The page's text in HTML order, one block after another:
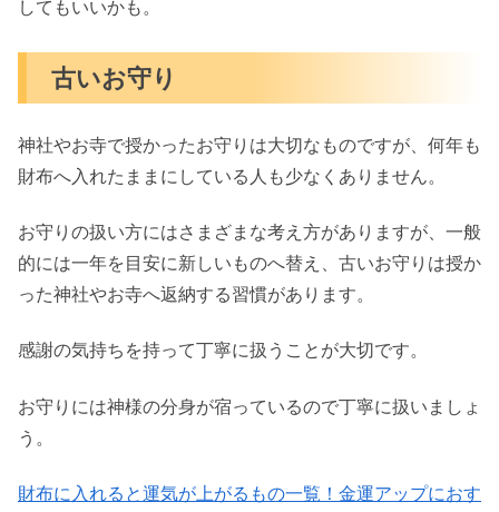
してもいいかも。
古いお守り
神社やお寺で授かったお守りは大切なものですが、何年も
財布へ入れたままにしている人も少なくありません。
お守りの扱い方にはさまざまな考え方がありますが、一般
的には一年を目安に新しいものへ替え、古いお守りは授か
った神社やお寺へ返納する習慣があります。
感謝の気持ちを持って丁寧に扱うことが大切です。
お守りには神様の分身が宿っているので丁寧に扱いましょ
う。
財布に入れると運気が上がるもの一覧！金運アップにおす